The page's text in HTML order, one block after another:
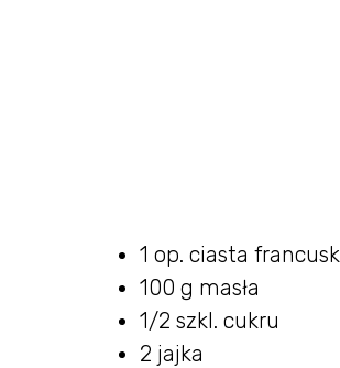
1 op. ciasta
100 g masła
1/2 szkl. cukru
2 jajka